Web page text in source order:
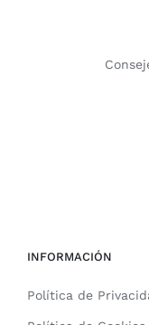
INFORMACIÓN
Política de